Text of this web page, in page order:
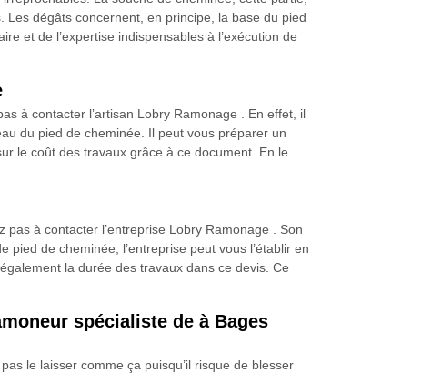
dégâts concernent, en principe, la base du pied
et de l’expertise indispensables à l’exécution de
à contacter l’artisan Lobry Ramonage . En effet, il
du pied de cheminée. Il peut vous préparer un
le coût des travaux grâce à ce document. En le
à contacter l’entreprise Lobry Ramonage . Son
de cheminée, l’entreprise peut vous l’établir en
la durée des travaux dans ce devis. Ce
spécialiste de à Bages
le laisser comme ça puisqu’il risque de blesser